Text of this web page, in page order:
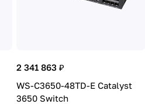
2 341 863 ₽
WS-C3650-48TD-E Catalyst
3650 Switch